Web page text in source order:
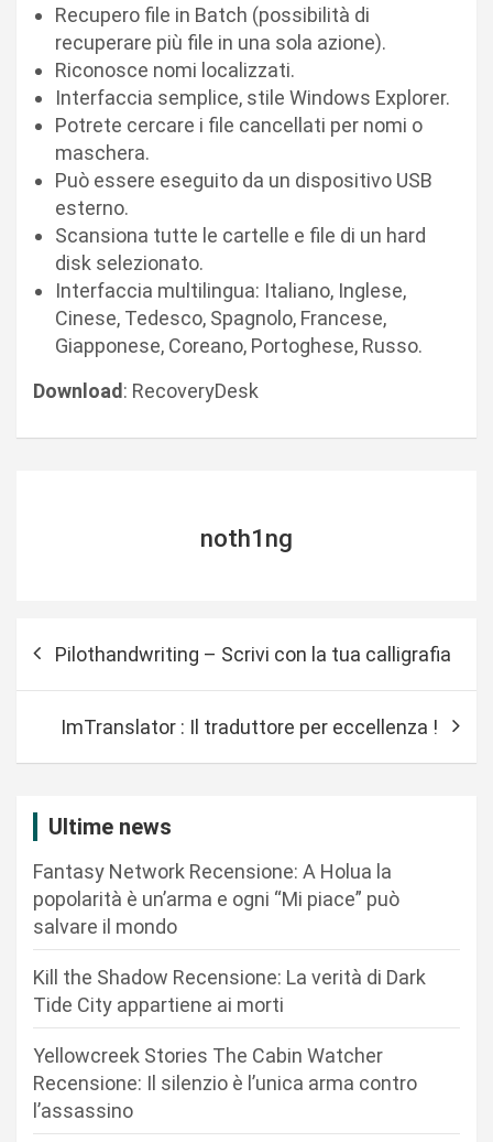
Recupero file in Batch (possibilità di
recuperare più file in una sola azione).
Riconosce nomi localizzati.
Interfaccia semplice, stile Windows Explorer.
Potrete cercare i file cancellati per nomi o
maschera.
Può essere eseguito da un dispositivo USB
esterno.
Scansiona tutte le cartelle e file di un hard
disk selezionato.
Interfaccia multilingua: Italiano, Inglese,
Cinese, Tedesco, Spagnolo, Francese,
Giapponese, Coreano, Portoghese, Russo.
Download: RecoveryDesk
noth1ng
Pilothandwriting – Scrivi con la tua calligrafia
ImTranslator : Il traduttore per eccellenza !
Ultime news
Fantasy Network Recensione: A Holua la
popolarità è un’arma e ogni “Mi piace” può
salvare il mondo
Kill the Shadow Recensione: La verità di Dark
Tide City appartiene ai morti
Yellowcreek Stories The Cabin Watcher
Recensione: Il silenzio è l’unica arma contro
l’assassino